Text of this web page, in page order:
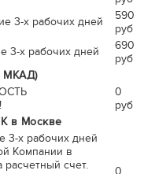
3-х рабочих дней
590
руб
3-х рабочих дней
690
руб
МКАД)
0
руб
в Москве
3-х рабочих дней
Компании в
расчетный счет.
0